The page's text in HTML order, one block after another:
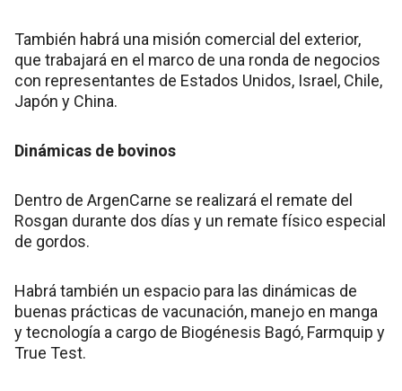
También habrá una misión comercial del exterior,
que trabajará en el marco de una ronda de negocios
con representantes de Estados Unidos, Israel, Chile,
Japón y China.
Dinámicas de bovinos
Dentro de ArgenCarne se realizará el remate del
Rosgan durante dos días y un remate físico especial
de gordos.
Habrá también un espacio para las dinámicas de
buenas prácticas de vacunación, manejo en manga
y tecnología a cargo de Biogénesis Bagó, Farmquip y
True Test.